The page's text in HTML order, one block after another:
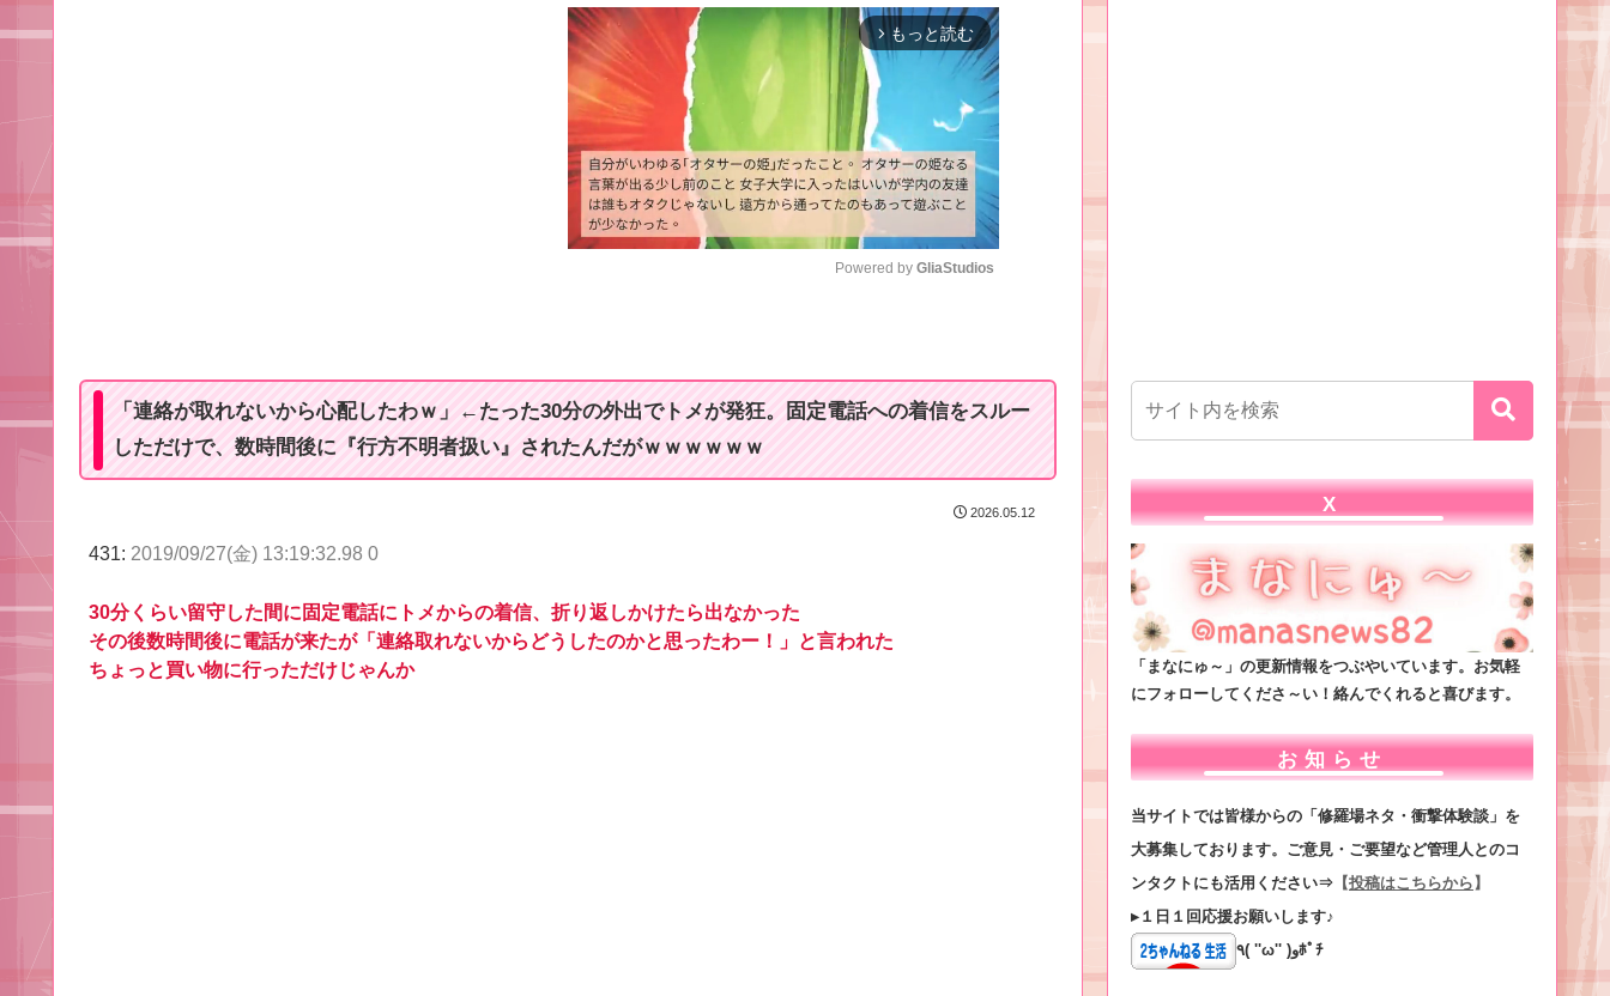
arrow_forward_ios もっと読む
t
Powered by GliaStudios
「連絡が取れないから心配したわｗ」←たった30分の外出でトメが発狂。固定電話への着信をスルー
しただけで、数時間後に『行方不明者扱い』されたんだがｗｗｗｗｗｗ
2026.05.12
431: 2019/09/27(金) 13:19:32.98 0
30分くらい留守した間に固定電話にトメからの着信、折り返しかけたら出なかった
その後数時間後に電話が来たが「連絡取れないからどうしたのかと思ったわー！」と言われた
ちょっと買い物に行っただけじゃんか
X
「まなにゅ～」の更新情報をつぶやいています。お気軽
にフォローしてくださ～い！絡んでくれると喜びます。
お知らせ
当サイトでは皆様からの「修羅場ネタ・衝撃体験談」を
大募集しております。ご意見・ご要望など管理人とのコ
ンタクトにも活用ください⇒ 【投稿はこちらから 】
▸１日１回応援お願いします♪
٩( ''ω'' )وﾎﾟﾁ